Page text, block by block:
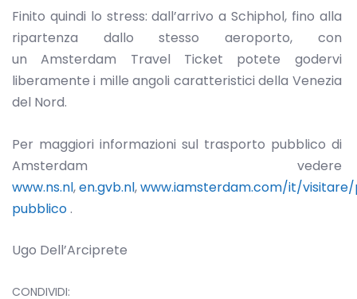
Finito quindi lo stress: dall’arrivo a Schiphol, fino alla
ripartenza dallo stesso aeroporto, con
un Amsterdam Travel Ticket potete godervi
liberamente i mille angoli caratteristici della Venezia
del Nord.
Per maggiori informazioni sul trasporto pubblico di
Amsterdam vedere
www.ns.nl,en.gvb.nl,www.iamsterdam.com/it/
pubblico .
Ugo Dell’Arciprete
CONDIVIDI: